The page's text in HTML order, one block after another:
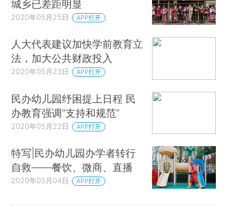
城乡已差距明显
2020年05月25日 APP打开
人大代表建议加快学前教育立
法，加大公共财政投入
2020年05月23日 APP打开
民办幼儿园纾困提上日程 民
办教育强调“支持和规范”
2020年05月22日 APP打开
特写|民办幼儿园办学者转行
自救——餐饮、微商、直播
2020年05月04日 APP打开